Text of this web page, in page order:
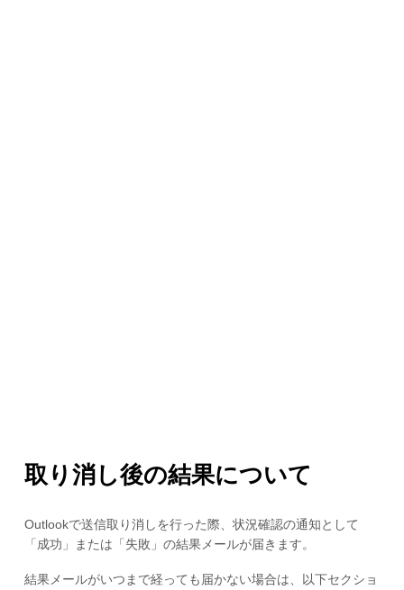
取り消し後の結果について
Outlookで送信取り消しを行った際、状況確認の通知として
「成功」または「失敗」の結果メールが届きます。
結果メールがいつまで経っても届かない場合は、以下セクショ